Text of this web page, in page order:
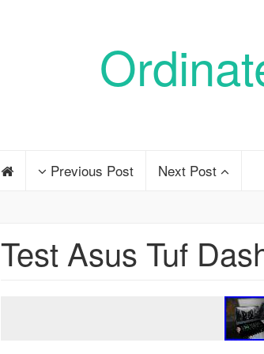
Previous Post Next Post
Test Asus Tuf